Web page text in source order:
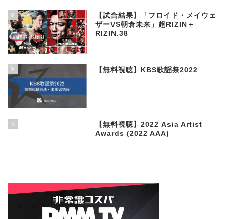
8
【試合結果】「フロイド・メイウェ
ザーVS朝倉未来」超RIZIN＋
RIZIN.38
9 【無料視聴】KBS歌謡祭2022
10
【無料視聴】2022 Asia Artist
Awards (2022 AAA)